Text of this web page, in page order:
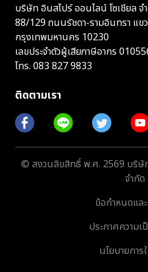
บริษัท อินสไปร์ ออนไลน์ โซเชียล จ
88/129 ถนนรัชดา-รามอินทรา แข
กรุงเทพมหานคร 10230
เลขประจำตัวผู้เสียภาษีอากร
โทร. 083 827 9833
ติดตามเรา
© สงวนลิขสิทธิ์ พ.ศ. 2569 บริษั
จำกัด
ข้อกำหนดและ
ประกาศความเ
นโยบายกา